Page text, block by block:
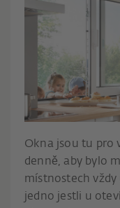
Okna jsou tu pro
denně, aby bylo
místnostech vždy
jedno jestli u